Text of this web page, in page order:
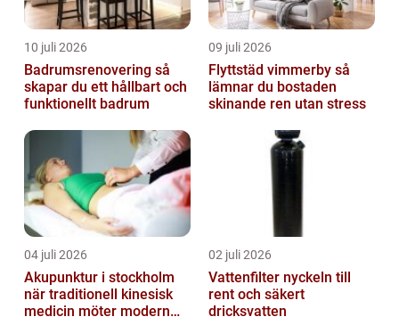
10 juli 2026
Badrumsrenovering så
skapar du ett hållbart och
funktionellt badrum
09 juli 2026
Flyttstäd vimmerby så
lämnar du bostaden
skinande ren utan stress
04 juli 2026
Akupunktur i stockholm
när traditionell kinesisk
medicin möter modern
02 juli 2026
Vattenfilter nyckeln till
rent och säkert
dricksvatten